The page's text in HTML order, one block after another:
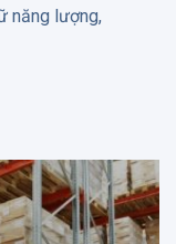
năng lượng,